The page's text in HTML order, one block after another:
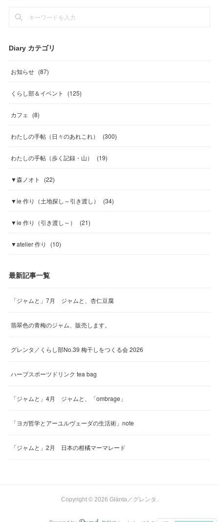
Diary カテゴリ
お知らせ (87)
くらし部＆イベント (125)
カフェ (8)
わたしの手帖（日々のあれこれ） (300)
わたしの手帖（歩く記録・山） (19)
▼森ノオト (22)
▼ie 作り（土地探し～引き渡し） (34)
▼ie 作り（引き渡し～） (21)
▼atelier 作り (10)
最新記事一覧
「ジャムと」7月 ジャムと、杏仁豆腐
翡翠色の青梅のジャム、販売します。
グレンタ／くらし部No.39 梅干しをつくる会 2026
ハーブスポーツドリンク tea bag
「ジャムと」4月 ジャムと、「ombrage」
「ヨガ哲学とアーユルヴェーダの生活術」note
「ジャムと」2月 日本の柑橘マーマレード
Copyright © 2026 Glänta／グレンタ .